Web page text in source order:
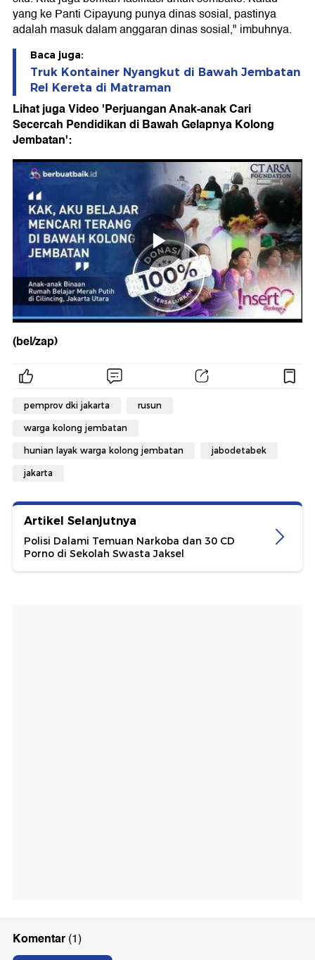
yang ke Panti Cipayung punya dinas sosial, pastinya
adalah masuk dalam anggaran dinas sosial," imbuhnya.
Baca juga:
Truk Kontainer Nyangkut di Bawah Jembatan
Rel Kereta di Matraman
Lihat juga Video 'Perjuangan Anak-anak Cari
Secercah Pendidikan di Bawah Gelapnya Kolong
Jembatan':
(bel/zap)
pemprov dki jakarta rusun
warga kolong jembatan
hunian layak warga kolong jembatan jabodetabek
jakarta
Artikel Selanjutnya
Polisi Dalami Temuan Narkoba dan 30 CD
Porno di Sekolah Swasta Jaksel